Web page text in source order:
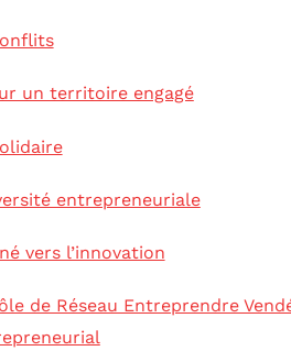
un territoire engagé
entrepreneuriale
vers l’innovation
de Réseau Entreprendre